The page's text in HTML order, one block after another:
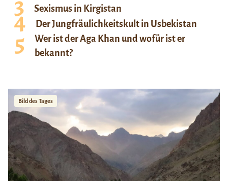
Sexismus in Kirgistan
Der Jungfräulichkeitskult in Usbekistan
Wer ist der Aga Khan und wofür ist er
bekannt?
Bild des Tages